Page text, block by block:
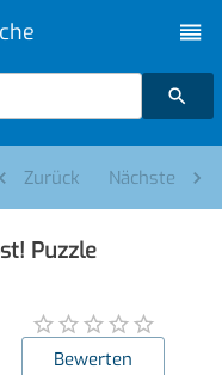
Zurück Nächste
Puzzle
Bewerten